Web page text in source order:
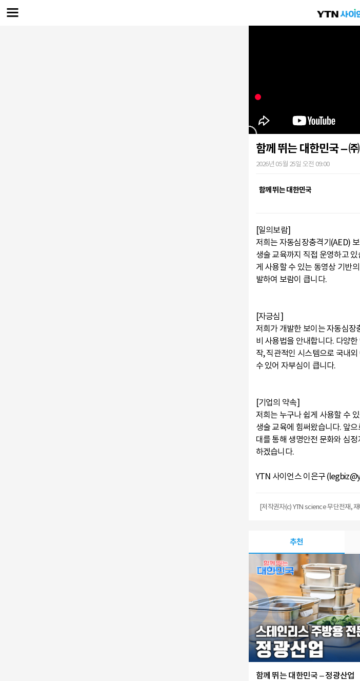
함께 뛰는 대한민국 –
2026년 05월 25일 오전 09:00
함께 뛰는 대한민국
[일의보람]
저희는 자동심장충격기(AED)
생술 교육까지 직접 운영하고
게 사용할 수 있는 동영상 기반
발하여 보람이 큽니다.
[자긍심]
저희가 개발한 보이는 자동심장
비 사용법을 안내합니다. 다양
작, 직관적인 시스템으로 국내
수 있어 자부심이 큽니다.
[기업의 약속]
저희는 누구나 쉽게 사용할 수
생술 교육에 힘써왔습니다. 앞
대를 통해 생명안전 문화와 심
하겠습니다.
YTN 사이언스 이은구
[저작권자(c) YTN science 무단전재,
추천
함께 뛰는 대한민국 – 정광산업